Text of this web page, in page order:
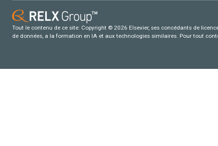
Tout le contenu de ce site: Copyright © 2026 Elsevier, ses concédants de
de données, a la formation en IA et aux technologies similaires. Pour tout